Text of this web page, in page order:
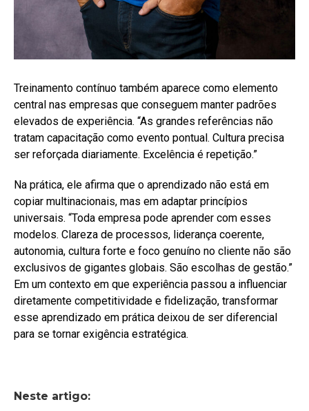
Treinamento contínuo também aparece como elemento
central nas empresas que conseguem manter padrões
elevados de experiência. “As grandes referências não
tratam capacitação como evento pontual. Cultura precisa
ser reforçada diariamente. Excelência é repetição.”
Na prática, ele afirma que o aprendizado não está em
copiar multinacionais, mas em adaptar princípios
universais. “Toda empresa pode aprender com esses
modelos. Clareza de processos, liderança coerente,
autonomia, cultura forte e foco genuíno no cliente não são
exclusivos de gigantes globais. São escolhas de gestão.”
Em um contexto em que experiência passou a influenciar
diretamente competitividade e fidelização, transformar
esse aprendizado em prática deixou de ser diferencial
para se tornar exigência estratégica.
Neste artigo: